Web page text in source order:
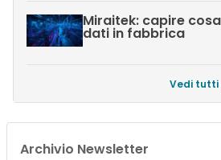
Miraitek: capire
dati in fabbrica
Vedi tutti
Archivio Newsletter